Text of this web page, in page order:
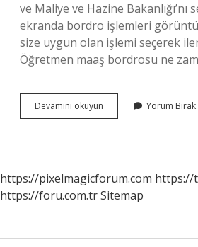
ve Maliye ve Hazine Bakanlığı’nı
ekranda bordro işlemleri
size uygun olan işlemi seçerek
Öğretmen maaş bordrosu ne
Devamını okuyun Mebbisten
Maaş
Yorum Bırak
https://pixelmagicforum.com https://
https://foru.com.trSitemap